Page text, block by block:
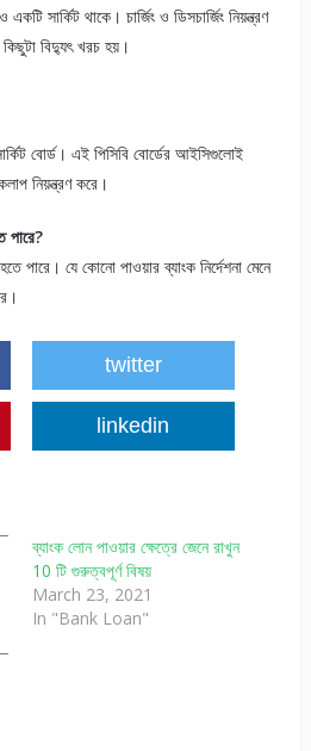
সার্কিট থাকে। চার্জিং ও ডিসচার্জিং নিয়ন্ত্রণ
কিছুটা বিদ্যুৎ খরচ হয়।
বোর্ড। এই পিসিবি বোর্ডের আইসিগুলোই
নিয়ন্ত্রণ করে।
পারে?
পারে। যে কোনো পাওয়ার ব্যাংক নির্দেশনা মেনে
twitter
linkedin
ব্যাংক লোন পাওয়ার ক্ষেত্রে জেনে রাখুন
10 টি গুরুত্বপূর্ণ বিষয়
March 23, 2021
In "Bank Loan"